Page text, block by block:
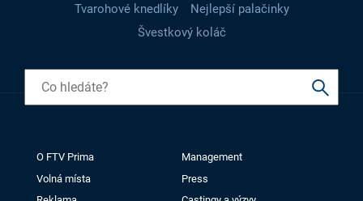
Tvarohové knedlíky
Nejlepší palačinky
Švestkový koláč
O FTV Prima
Management
Volná místa
Press